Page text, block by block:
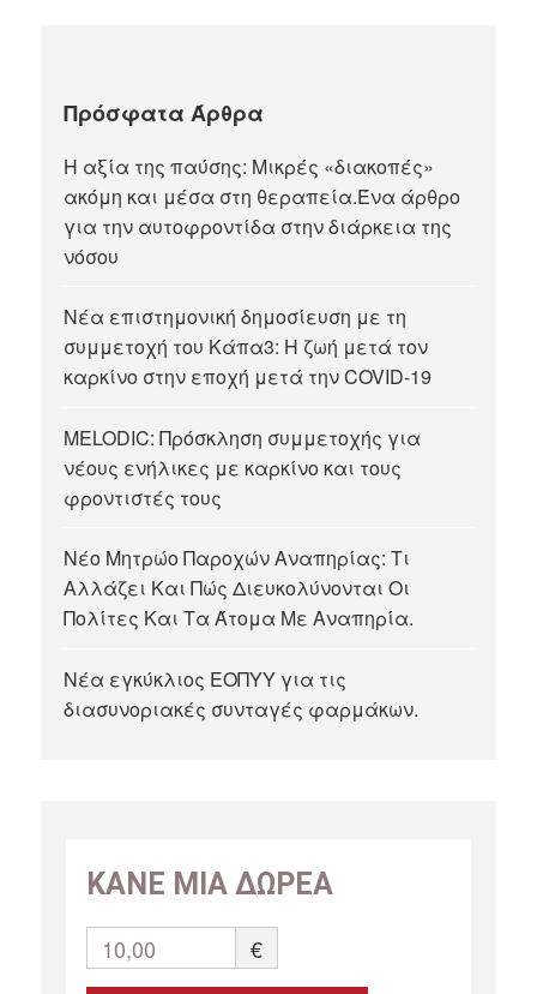
Πρόσφατα Άρθρα
Η αξία της παύσης: Μικρές «διακοπές»
ακόμη και μέσα στη θεραπεία.Ένα άρθρο
για την αυτοφροντίδα στην διάρκεια της
νόσου
Νέα επιστημονική δημοσίευση με τη
συμμετοχή του Κάπα3: Η ζωή μετά τον
καρκίνο στην εποχή μετά την COVID-19
MELODIC: Πρόσκληση συμμετοχής για
νέους ενήλικες με καρκίνο και τους
φροντιστές τους
Νέο Μητρώο Παροχών Αναπηρίας: Τι
Αλλάζει Και Πώς Διευκολύνονται Οι
Πολίτες Και Τα Άτομα Με Αναπηρία.
Νέα εγκύκλιος ΕΟΠΥΥ για τις
διασυνοριακές συνταγές φαρμάκων.
ΚΑΝΕ ΜΙΑ ΔΩΡΕΑ
10,00 €